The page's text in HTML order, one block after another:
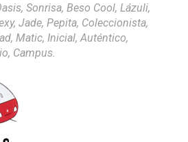
Sonrisa, Beso Cool, Lázuli,
Jade, Pepita, Coleccionista,
Matic, Inicial, Auténtico,
Campus.